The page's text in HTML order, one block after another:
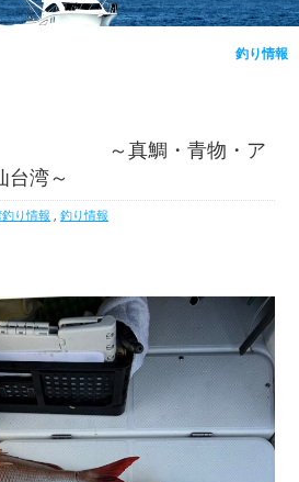
イベント情報
中古艇情報
釣り情報
報 ～真鯛・青物・ア
台湾～
り情報 ,釣り情報